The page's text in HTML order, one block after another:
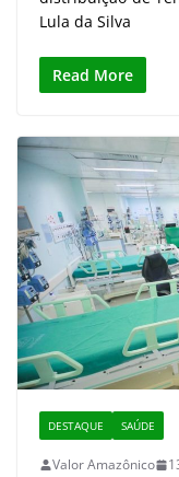
Lula da Silva
Read More
DESTAQUE SAÚDE
Valor Amazônico